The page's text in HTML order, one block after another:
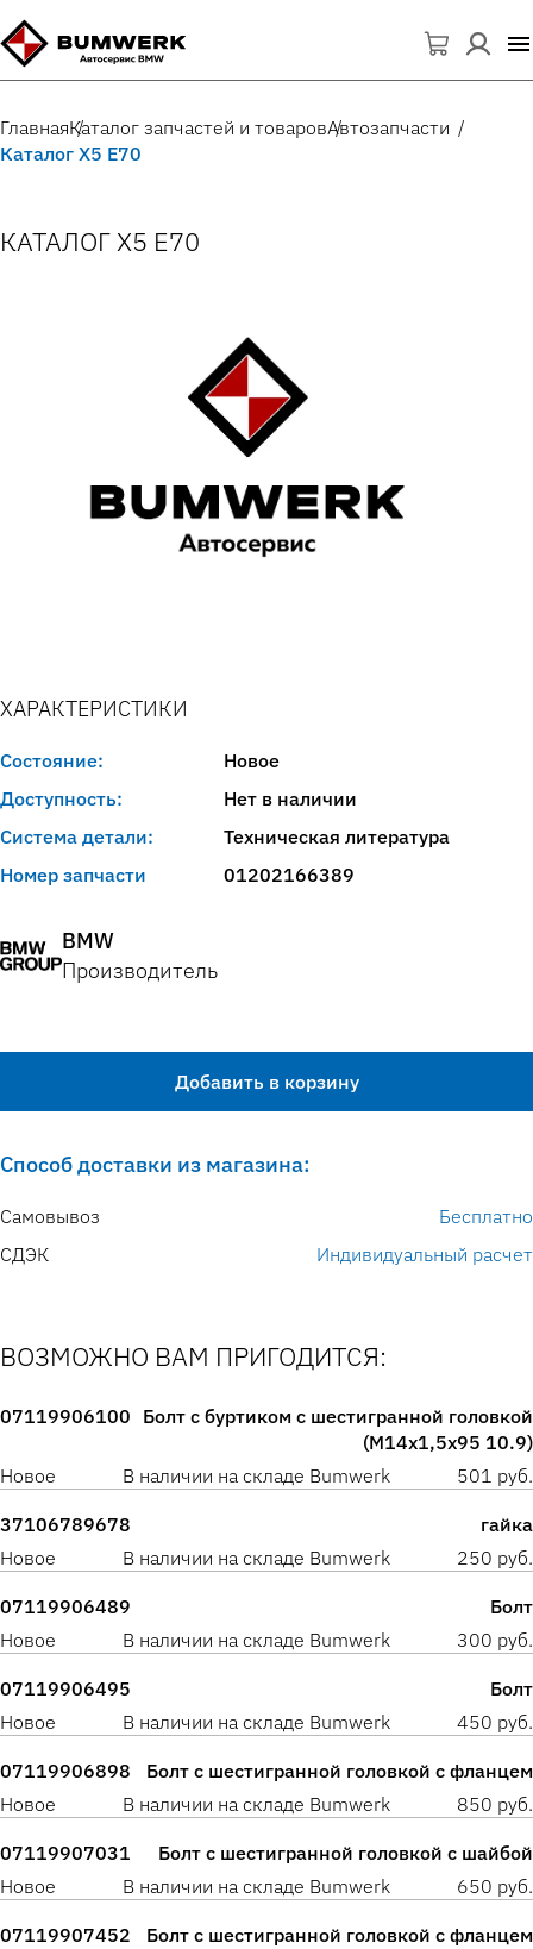
ГлавнаяКаталог запчастей и товаровАвтозапчасти
Каталог X5 E70
КАТАЛОГ X5 E70
ХАРАКТЕРИСТИКИ
Состояние:
Новое
Доступность:
Нет в наличии
Система детали:
Техническая литература
Номер запчасти
01202166389
BMW
Производитель
Добавить в корзину
Способ доставки из магазина:
Самовывоз
Бесплатно
СДЭК
Индивидуальный расчет
ВОЗМОЖНО ВАМ ПРИГОДИТСЯ:
07119906100 Болт с буртиком с шестигранной головкой
(M14x1,5x95 10.9)
Новое
В наличии на складе Bumwerk 501 руб.
37106789678
гайка
Новое
В наличии на складе Bumwerk 250 руб.
07119906489
Болт
Новое
В наличии на складе Bumwerk 300 руб.
07119906495
Болт
Новое
В наличии на складе Bumwerk 450 руб.
07119906898
Болт с шестигранной головкой с фланцем
Новое
В наличии на складе Bumwerk 850 руб.
07119907031
Болт с шестигранной головкой с шайбой
Новое
В наличии на складе Bumwerk 650 руб.
07119907452
Болт с шестигранной головкой с фланцем